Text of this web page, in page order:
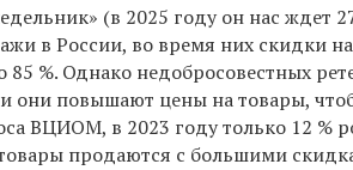
(в 2025 году он нас ждет
в России, во время них скидки
85 %. Однако недобросовестных
они повышают цены на товары,
ВЦИОМ, в 2023 году только 12 %
продаются с большими